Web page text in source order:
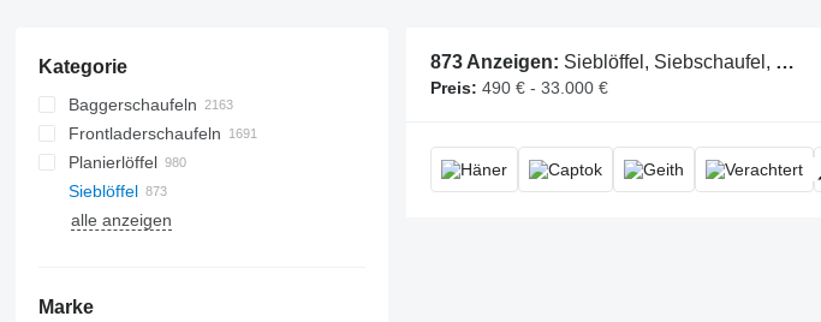
Kategorie
Baggerschaufeln
Frontladerschaufeln
Planierlöffel
Sieblöffel
alle anzeigen
Marke
873 Anzeigen: Sieblöffel, Siebschaufel, Rotierender Sieblöffel, Rotationssieblöffel
Preis: 490 € - 33.000 €